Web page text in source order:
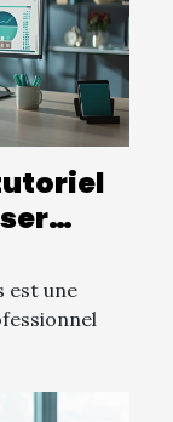
est une